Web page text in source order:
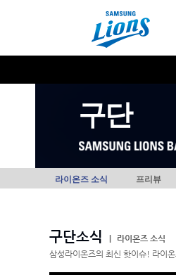
구단
라이온즈 소식 프리뷰
구단소식
라이온즈 소식
삼성라이온즈의 최신 핫이슈! 라이